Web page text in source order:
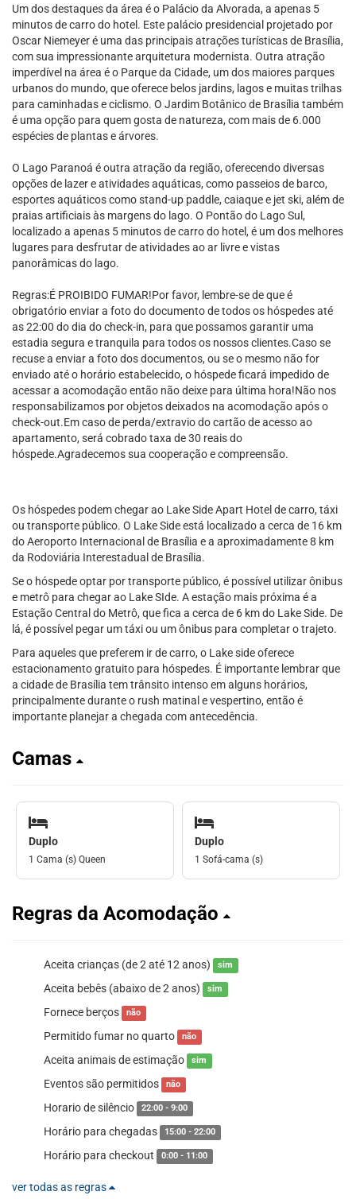
Um dos destaques da área é o Palácio da Alvorada, a apenas 5
minutos de carro do hotel. Este palácio presidencial projetado por
Oscar Niemeyer é uma das principais atrações turísticas de Brasília,
com sua impressionante arquitetura modernista. Outra atração
imperdível na área é o Parque da Cidade, um dos maiores parques
urbanos do mundo, que oferece belos jardins, lagos e muitas trilhas
para caminhadas e ciclismo. O Jardim Botânico de Brasília também
é uma opção para quem gosta de natureza, com mais de 6.000
espécies de plantas e árvores.
O Lago Paranoá é outra atração da região, oferecendo diversas
opções de lazer e atividades aquáticas, como passeios de barco,
esportes aquáticos como stand-up paddle, caiaque e jet ski, além de
praias artificiais às margens do lago. O Pontão do Lago Sul,
localizado a apenas 5 minutos de carro do hotel, é um dos melhores
lugares para desfrutar de atividades ao ar livre e vistas
panorâmicas do lago.
Regras:É PROIBIDO FUMAR!Por favor, lembre-se de que é
obrigatório enviar a foto do documento de todos os hóspedes até
as 22:00 do dia do check-in, para que possamos garantir uma
estadia segura e tranquila para todos os nossos clientes.Caso se
recuse a enviar a foto dos documentos, ou se o mesmo não for
enviado até o horário estabelecido, o hóspede ficará impedido de
acessar a acomodação então não deixe para última hora!Não nos
responsabilizamos por objetos deixados na acomodação após o
check-out.Em caso de perda/extravio do cartão de acesso ao
apartamento, será cobrado taxa de 30 reais do
hóspede.Agradecemos sua cooperação e compreensão.
Os hóspedes podem chegar ao Lake Side Apart Hotel de carro, táxi
ou transporte público. O Lake Side está localizado a cerca de 16 km
do Aeroporto Internacional de Brasília e a aproximadamente 8 km
da Rodoviária Interestadual de Brasília.
Se o hóspede optar por transporte público, é possível utilizar ônibus
e metrô para chegar ao Lake SIde. A estação mais próxima é a
Estação Central do Metrô, que fica a cerca de 6 km do Lake Side. De
lá, é possível pegar um táxi ou um ônibus para completar o trajeto.
Para aqueles que preferem ir de carro, o Lake side oferece
estacionamento gratuito para hóspedes. É importante lembrar que
a cidade de Brasília tem trânsito intenso em alguns horários,
principalmente durante o rush matinal e vespertino, então é
importante planejar a chegada com antecedência.
Camas
Duplo
1 Cama (s) Queen
Duplo
1 Sofá-cama (s)
Regras da Acomodação
Aceita crianças (de 2 até 12 anos) sim
Aceita bebês (abaixo de 2 anos) sim
Fornece berços não
Permitido fumar no quarto não
Aceita animais de estimação sim
Eventos são permitidos não
Horario de silêncio 22:00 - 9:00
Horário para chegadas 15:00 - 22:00
Horário para checkout 0:00 - 11:00
ver todas as regras